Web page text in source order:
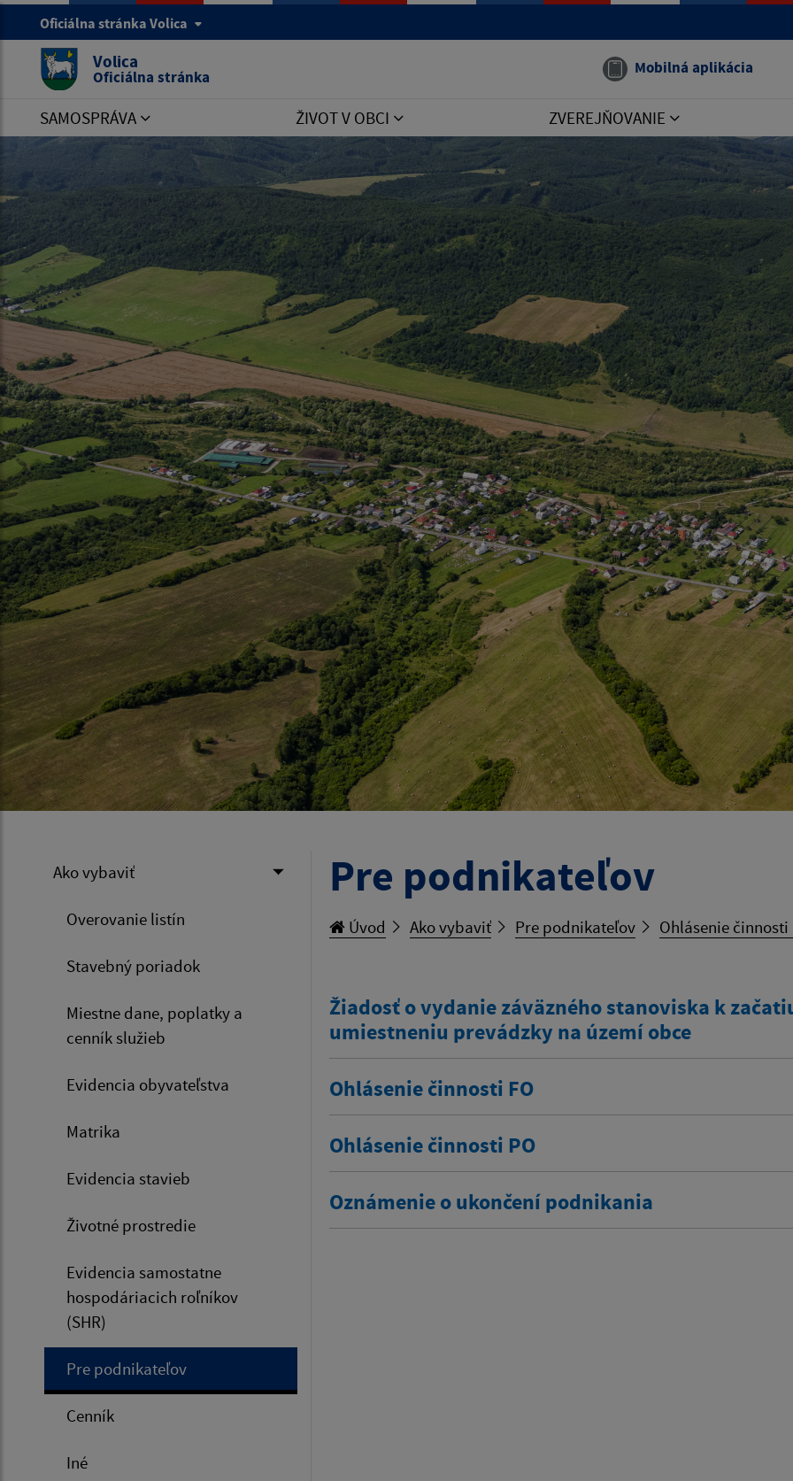
Oficiálna stránka Volica
Volica
Oficiálna stránka Mobilná aplikácia
SAMOSPRÁVA ŽIVOT V OBCI ZVEREJŇOVANIE
Ako vybaviť
Overovanie listín
Stavebný poriadok
Miestne dane, poplatky a
cenník služieb
Evidencia obyvateľstva
Matrika
Evidencia stavieb
Životné prostredie
Evidencia samostatne
hospodáriacich roľníkov
(SHR)
Pre podnikateľov
Cenník
Iné
Pre podnikateľov
Úvod Ako vybaviť Pre podnikateľov Ohlásenie činnosti
Žiadosť o vydanie záväzného stanoviska k
umiestneniu prevádzky na území obce
Ohlásenie činnosti FO
Ohlásenie činnosti PO
Oznámenie o ukončení podnikania